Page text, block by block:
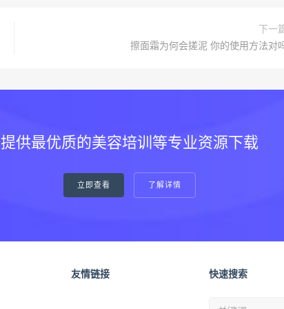
下一
擦面霜为何会搓泥 你的使用方法对
提供最优质的美容培训等专业资源下载
立即查看 了解详情
友情链接 快速搜索